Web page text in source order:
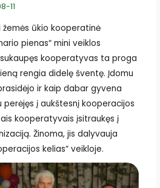
11
ūkio kooperatinė
pienas“ mini veiklos
kooperatyvas ta proga
rengia didelę šventę. Įdomu
ir kaip dabar gyvena
perėjęs į aukštesnį kooperacijos
kooperatyvais įsitraukęs į
Žinoma, jis dalyvauja
kelias“ veikloje.